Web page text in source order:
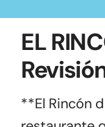
EL
**El Rincón